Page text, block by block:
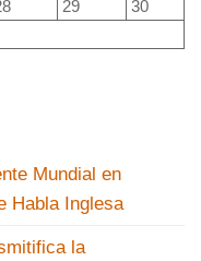
29
30
Mundial en
Habla Inglesa
la